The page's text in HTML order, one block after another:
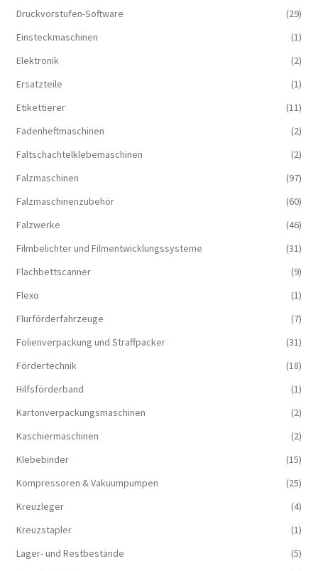
Druckvorstufen-Software
(29)
Einsteckmaschinen
(1)
Elektronik
(2)
Ersatzteile
(1)
Etikettierer
(11)
Fadenheftmaschinen
(2)
Faltschachtelklebemaschinen
(2)
Falzmaschinen
(97)
Falzmaschinenzubehör
(60)
Falzwerke
(46)
Filmbelichter und Filmentwicklungssysteme
(31)
Flachbettscanner
(9)
Flexo
(1)
Flurförderfahrzeuge
(7)
Folienverpackung und Straffpacker
(31)
Fördertechnik
(18)
Hilfsförderband
(1)
Kartonverpackungsmaschinen
(2)
Kaschiermaschinen
(2)
Klebebinder
(15)
Kompressoren & Vakuum­pumpen
(25)
Kreuzleger
(4)
Kreuzstapler
(1)
Lager- und Restbestände
(5)